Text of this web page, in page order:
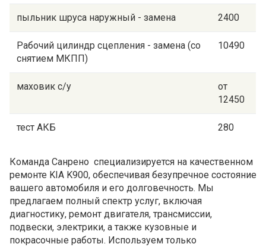
пыльник шруса наружный - замена 2400
Рабочий цилиндр сцепления - замена (со
снятием МКПП)
10490
маховик с/у
от
12450
тест АКБ 280
Команда Санрено специализируется на качественном
ремонте KIA K900, обеспечивая безупречное состояние
вашего автомобиля и его долговечность. Мы
предлагаем полный спектр услуг, включая
диагностику, ремонт двигателя, трансмиссии,
подвески, электрики, а также кузовные и
покрасочные работы. Используем только